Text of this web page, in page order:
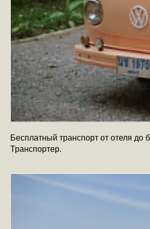
Бесплатный транспорт от отеля
Транспортер.